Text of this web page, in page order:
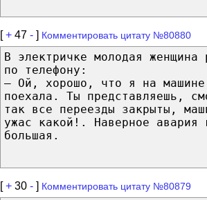
[+ 47 - ] Комментировать цитату №80880
В электричке молодая женщина
по телефону:
— Ой, хорошо, что я на машине
поехала. Ты представляешь,
так все переезды закрыты,
ужас какой!. Наверное авария
большая.
[+ 30 - ] Комментировать цитату №80879